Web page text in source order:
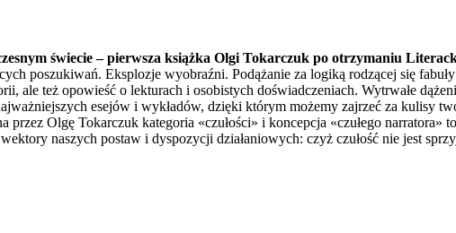
świecie – pierwsza książka Olgi Tokarczuk po otrzymaniu
poszukiwań. Eksplozje wyobraźni. Podążanie za logiką rodzącej się
ale też opowieść o lekturach i osobistych doświadczeniach. Wytrwałe
esejów i wykładów, dzięki którym możemy zajrzeć za kulisy
Olgę Tokarczuk kategoria «czułości» i koncepcja «czułego narratora»
naszych postaw i dyspozycji działaniowych: czyż czułość nie jest